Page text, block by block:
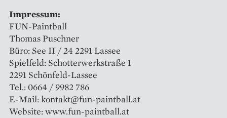
Impressum:
FUN-Paintball
Thomas Puschner
Büro: See II / 24 2291 Lassee
Spielfeld: Schotterwerkstraße 1
2291 Schönfeld-Lassee
Tel.: 0664 / 9982 786
E-Mail: kontakt@fun-paintball.at
Website: www.fun-paintball.at